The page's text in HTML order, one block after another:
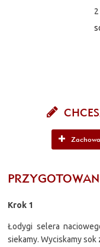
2
Krok 1
Łodygi selera
siekamy. Wyciskamy sok